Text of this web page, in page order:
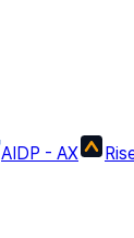
AIDP - AX